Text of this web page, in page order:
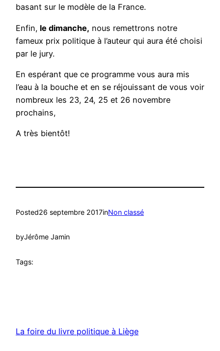
basant sur le modèle de la France.
Enfin, le dimanche, nous remettrons notre
fameux prix politique à l’auteur qui aura été choisi
par le jury.
En espérant que ce programme vous aura mis
l’eau à la bouche et en se réjouissant de vous voir
nombreux les 23, 24, 25 et 26 novembre
prochains,
A très bientôt!
Posted26 septembre 2017inNon classé
byJérôme Jamin
Tags:
La foire du livre politique à Liège